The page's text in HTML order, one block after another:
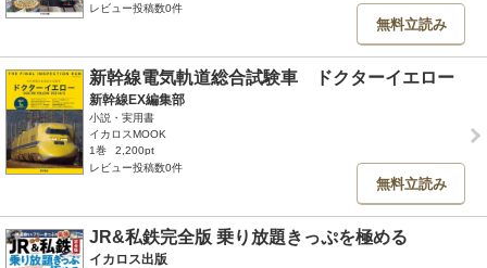
レビュー投稿数0件
無料立読み
新幹線電気軌道総合試験車 ドクターイエロー
新幹線EX編集部
小説・実用書
イカロスMOOK
1巻
2,200pt
レビュー投稿数0件
無料立読み
JR&私鉄完全版 乗り放題きっぷを極める
イカロス出版